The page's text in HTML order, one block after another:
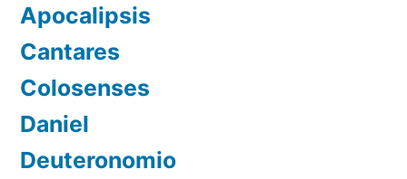
Apocalipsis
Cantares
Colosenses
Daniel
Deuteronomio